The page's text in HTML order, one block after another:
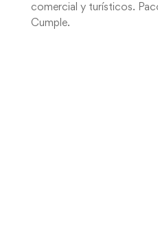
comercial y turísticos.
Cumple.